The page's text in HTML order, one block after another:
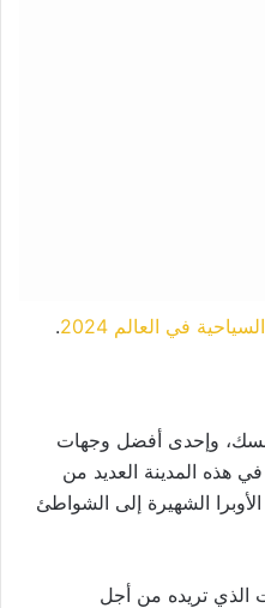
.
وإحدى أفضل وجهات
هذه المدينة العديد من
الأوبرا الشهيرة إلى الشواطئ
الذي تريده من أجل